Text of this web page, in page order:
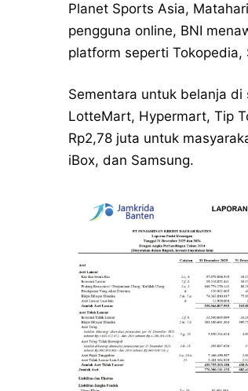
Planet Sports Asia,
pengguna online, BNI
platform seperti Tokopedia,
Sementara untuk belanja
LotteMart, Hypermart, Tip
Rp2,78 juta untuk
iBox, dan Samsung.